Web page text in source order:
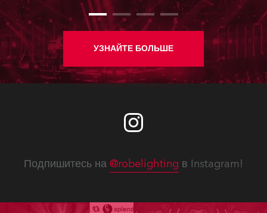
УЗНАЙТЕ БОЛЬШЕ
Подпишитесь на @robelighting в Instagram!